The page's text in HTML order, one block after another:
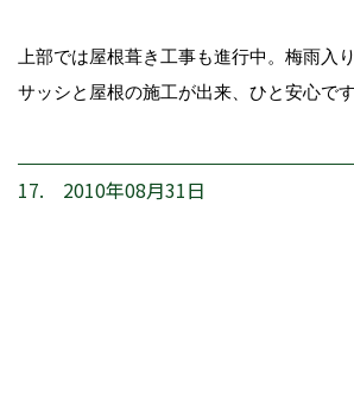
上部では屋根葺き工事も進行中。梅雨入
サッシと屋根の施工が出来、ひと安心です
17. 2010年08月31日